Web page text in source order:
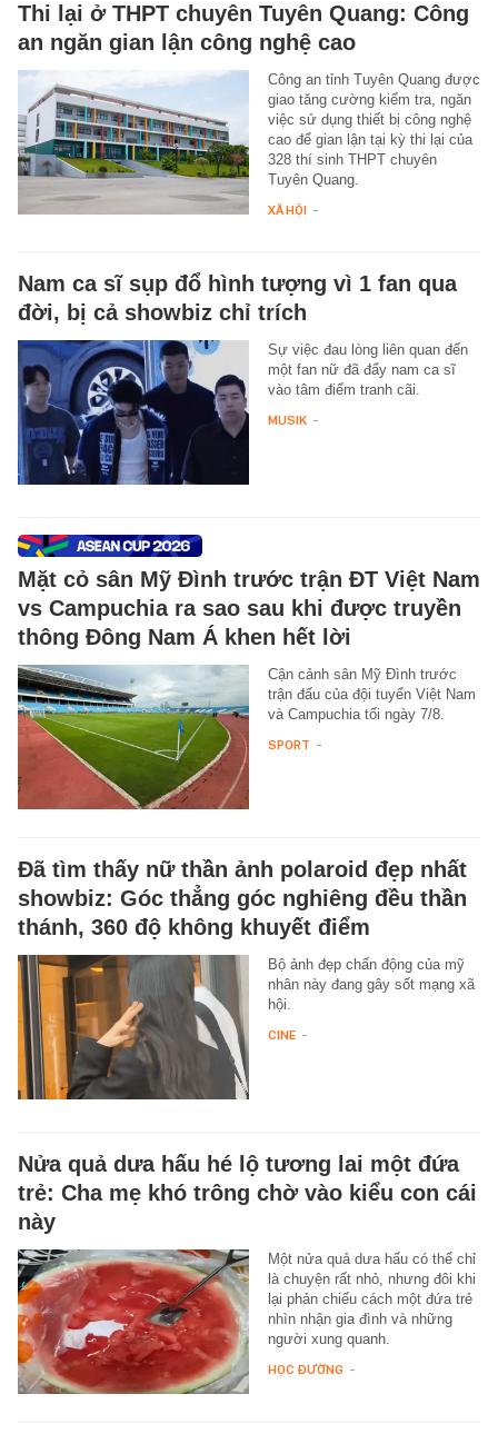
Thi lại ở THPT chuyên Tuyên Quang: Công
an ngăn gian lận công nghệ cao
Công an tỉnh Tuyên Quang được
giao tăng cường kiểm tra, ngăn
việc sử dụng thiết bị công nghệ
cao để gian lận tại kỳ thi lại của
328 thí sinh THPT chuyên
Tuyên Quang.
XÃ HỘI -
Nam ca sĩ sụp đổ hình tượng vì 1 fan qua
đời, bị cả showbiz chỉ trích
Sự việc đau lòng liên quan đến
một fan nữ đã đẩy nam ca sĩ
vào tâm điểm tranh cãi.
MUSIK -
Mặt cỏ sân Mỹ Đình trước trận ĐT Việt Nam
vs Campuchia ra sao sau khi được truyền
thông Đông Nam Á khen hết lời
Cận cảnh sân Mỹ Đình trước
trận đấu của đội tuyển Việt Nam
và Campuchia tối ngày 7/8.
SPORT -
Đã tìm thấy nữ thần ảnh polaroid đẹp nhất
showbiz: Góc thẳng góc nghiêng đều thần
thánh, 360 độ không khuyết điểm
Bộ ảnh đẹp chấn động của mỹ
nhân này đang gây sốt mạng xã
hội.
CINE -
Nửa quả dưa hấu hé lộ tương lai một đứa
trẻ: Cha mẹ khó trông chờ vào kiểu con cái
này
Một nửa quả dưa hấu có thể chỉ
là chuyện rất nhỏ, nhưng đôi khi
lại phản chiếu cách một đứa trẻ
nhìn nhận gia đình và những
người xung quanh.
HỌC ĐƯỜNG -